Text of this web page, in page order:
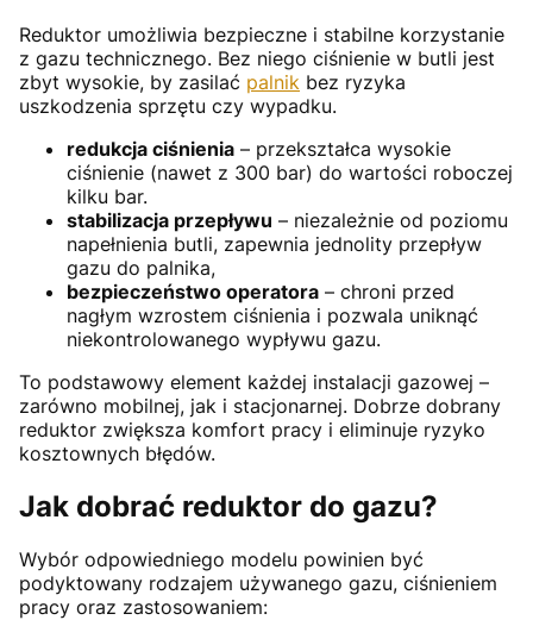
Reduktor umożliwia bezpieczne i stabilne korzystanie
z gazu technicznego. Bez niego ciśnienie w butli jest
zbyt wysokie, by zasilać palnik bez ryzyka
uszkodzenia sprzętu czy wypadku.
redukcja ciśnienia – przekształca wysokie
ciśnienie (nawet z 300 bar) do wartości roboczej
kilku bar.
stabilizacja przepływu – niezależnie od poziomu
napełnienia butli, zapewnia jednolity przepływ
gazu do palnika,
bezpieczeństwo operatora – chroni przed
nagłym wzrostem ciśnienia i pozwala uniknąć
niekontrolowanego wypływu gazu.
To podstawowy element każdej instalacji gazowej –
zarówno mobilnej, jak i stacjonarnej. Dobrze dobrany
reduktor zwiększa komfort pracy i eliminuje ryzyko
kosztownych błędów.
Jak dobrać reduktor do gazu?
Wybór odpowiedniego modelu powinien być
podyktowany rodzajem używanego gazu, ciśnieniem
pracy oraz zastosowaniem: